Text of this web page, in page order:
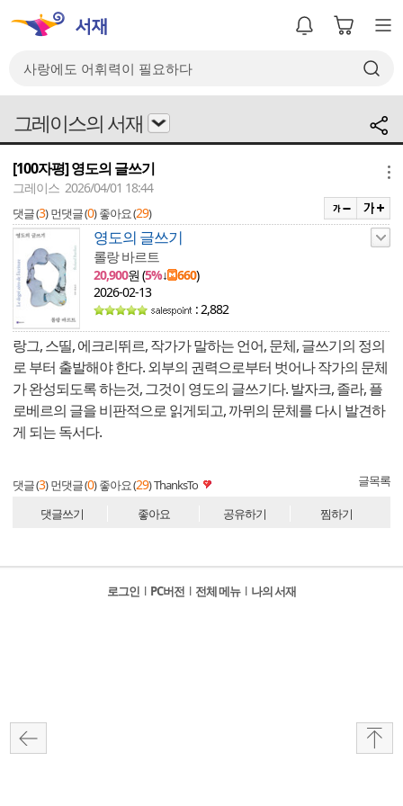
그레이스의 서재
[100자평] 영도의 글쓰기
그레이스 2026/04/01 18:44
댓글 (3) 먼댓글 (0) 좋아요 (29)
영도의 글쓰기
롤랑 바르트
20,900원 (5%↓ 660)
2026-02-13
: 2,882
랑그, 스띨, 에크리뛰르, 작가가 말하는 언어, 문체, 글쓰기의 정의
로 부터 출발해야 한다. 외부의 권력으로부터 벗어나 작가의 문체
가 완성되도록 하는것, 그것이 영도의 글쓰기다. 발자크, 졸라, 플
로베르의 글을 비판적으로 읽게되고, 까뮈의 문체를 다시 발견하
게 되는 독서다.
댓글 (3) 먼댓글 (0) 좋아요 (29)ThanksTo 글목록
댓글쓰기 좋아요 공유하기 찜하기
로그인 l PC버전 l 전체 메뉴 l 나의 서재